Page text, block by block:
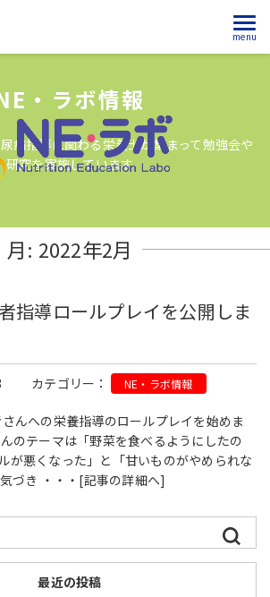
menu
・ラボ情報
病指導に関わる栄養士が集まって勉強会や
研究を実施しています
月: 2022年2月
指導ロールプレイを公開しま
カテゴリー： NE・ラボ情報
んへの栄養指導のロールプレイを始めま
のテーマは「野菜を食べるようにしたの
が悪くなった」と「甘いものがやめられな
づき ・・・ [記事の詳細へ]
最近の投稿